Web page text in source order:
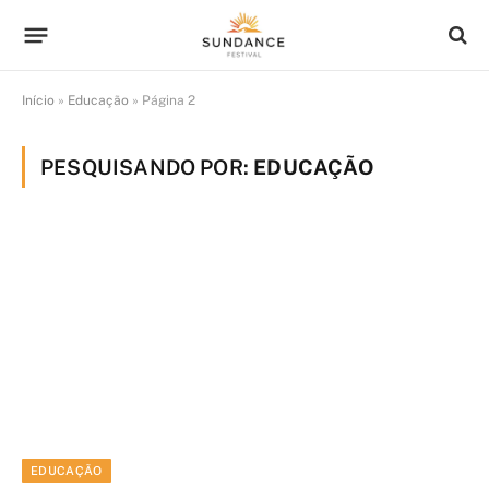
Início » Educação » Página 2
PESQUISANDO POR: EDUCAÇÃO
EDUCAÇÃO